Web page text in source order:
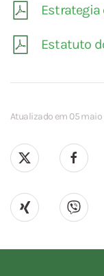
Estrategia
Estatuto
Atualizado em 05 maio